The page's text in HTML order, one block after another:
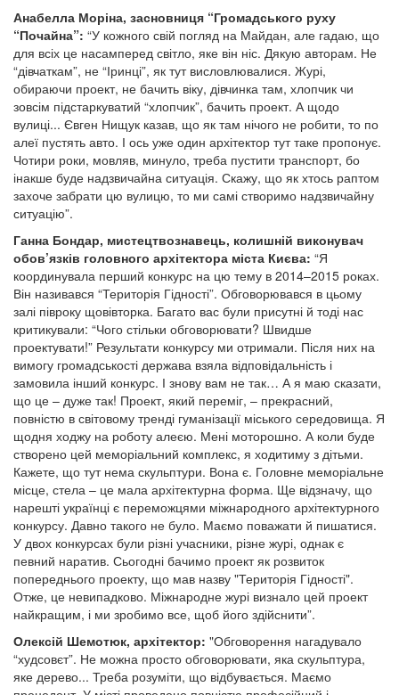
Анабелла Моріна, засновниця “Громадського руху
“Почайна”: “У кожного свій погляд на Майдан, але гадаю, що
для всіх це насамперед світло, яке він ніс. Дякую авторам. Не
“дівчаткам”, не “Іринці”, як тут висловлювалися. Журі,
обираючи проект, не бачить віку, дівчинка там, хлопчик чи
зовсім підстаркуватий “хлопчик”, бачить проект. А щодо
вулиці... Євген Нищук казав, що як там нічого не робити, то по
алеї пустять авто. І ось уже один архітектор тут таке пропонує.
Чотири роки, мовляв, минуло, треба пустити транспорт, бо
інакше буде надзвичайна ситуація. Скажу, що як хтось раптом
захоче забрати цю вулицю, то ми самі створимо надзвичайну
ситуацію”.
Ганна Бондар, мистецтвознавець, колишній виконувач
обов’язків головного архітектора міста Києва: “Я
координувала перший конкурс на цю тему в 2014–2015 роках.
Він називався “Територія Гідності”. Обговорювався в цьому
залі півроку щовівторка. Багато вас були присутні й тоді нас
критикували: “Чого стільки обговорювати? Швидше
проектувати!” Результати конкурсу ми отримали. Після них на
вимогу громадськості держава взяла відповідальність і
замовила інший конкурс. І знову вам не так… А я маю сказати,
що це – дуже так! Проект, який переміг, – прекрасний,
повністю в світовому тренді гуманізації міського середовища. Я
щодня ходжу на роботу алеєю. Мені моторошно. А коли буде
створено цей меморіальний комплекс, я ходитиму з дітьми.
Кажете, що тут нема скульптури. Вона є. Головне меморіальне
місце, стела – це мала архітектурна форма. Ще відзначу, що
нарешті українці є переможцями міжнародного архітектурного
конкурсу. Давно такого не було. Маємо поважати й пишатися.
У двох конкурсах були різні учасники, різне журі, однак є
певний наратив. Сьогодні бачимо проект як розвиток
попереднього проекту, що мав назву "Територія Гідності".
Отже, це невипадково. Міжнародне журі визнало цей проект
найкращим, і ми зробимо все, щоб його здійснити”.
Олексій Шемотюк, архітектор: "Обговорення нагадувало
“худсовєт”. Не можна просто обговорювати, яка скульптура,
яке дерево... Треба розуміти, що відбувається. Маємо